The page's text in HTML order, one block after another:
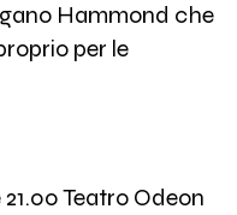
Hammond che
per le
Teatro Odeon